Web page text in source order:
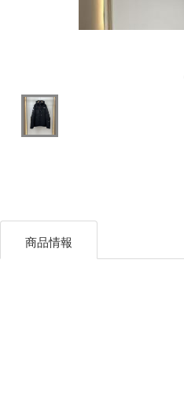
商品情報